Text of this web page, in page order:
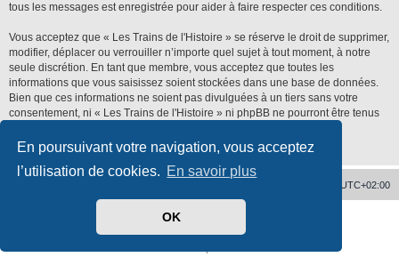
En poursuivant votre navigation, vous acceptez
l’utilisation de cookies. En savoir plus
OK
tous les messages est enregistrée pour aider à faire respecter ces conditions.
Vous acceptez que « Les Trains de l'Histoire » se réserve le droit de supprimer,
modifier, déplacer ou verrouiller n’importe quel sujet à tout moment, à notre
seule discrétion. En tant que membre, vous acceptez que toutes les
informations que vous saisissez soient stockées dans une base de données.
Bien que ces informations ne soient pas divulguées à un tiers sans votre
consentement, ni « Les Trains de l'Histoire » ni phpBB ne pourront être tenus
compromission des données.
UTC+02:00
phpBB ® Forum Software © phpBB Limited
phpBB-fr.com